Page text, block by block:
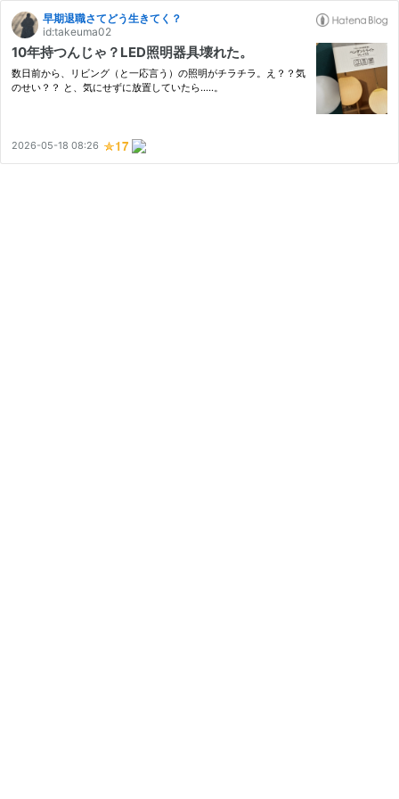
早期退職さてどう生きてく？
id:takeuma02
10年持つんじゃ？LED照明器具壊れた。
数日前から、リビング（と一応言う）の照明がチラチラ。え？？気
のせい？？ と、気にせずに放置していたら.....。
2026-05-18 08:26